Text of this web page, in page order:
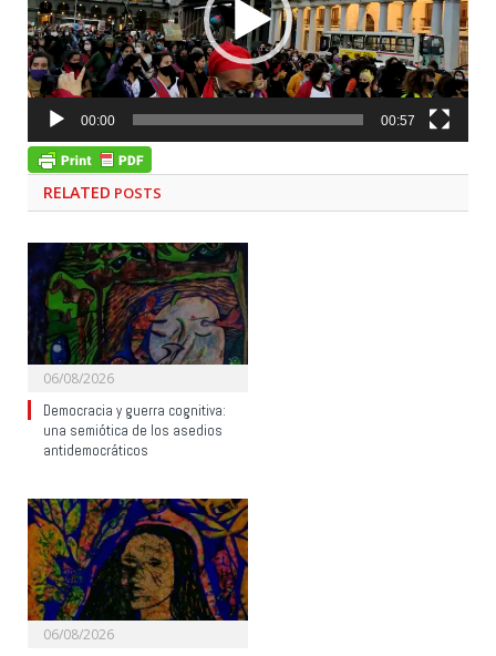
00:00 00:57
RELATED POSTS
06/08/2026
Democracia y guerra cognitiva:
una semiótica de los asedios
antidemocráticos
06/08/2026